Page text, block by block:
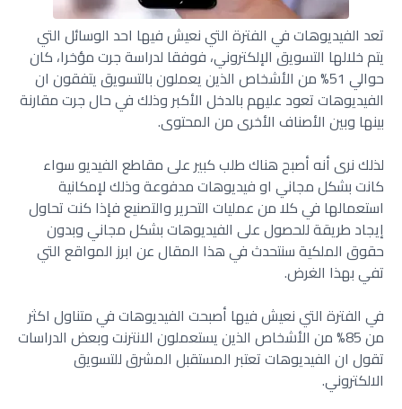
تعد الفيديوهات في الفترة التي نعيش فيها احد الوسائل التي
يتم خلالها التسويق الإلكتروني، فوفقا لدراسة جرت مؤخرا، كان
حوالي 51% من الأشخاص الذين يعملون بالتسويق يتفقون ان
الفيديوهات تعود عليهم بالدخل الأكبر وذلك في حال جرت مقارنة
بينها وبين الأصناف الأخرى من المحتوى.
لذلك نرى أنه أصبح هناك طلب كبير على مقاطع الفيديو سواء
كانت بشكل مجاني او فيديوهات مدفوعة وذلك لإمكانية
استعمالها في كلا من عمليات التحرير والتصنيع فإذا كنت تحاول
إيجاد طريقة للحصول على الفيديوهات بشكل مجاني وبدون
حقوق الملكية سنتحدث في هذا المقال عن ابرز المواقع التي
تفي بهذا الغرض.
في الفترة التي نعيش فيها أصبحت الفيديوهات في متناول اكثر
من 85% من الأشخاص الذين يستعملون الانترنت وبعض الدراسات
تقول ان الفيديوهات تعتبر المستقبل المشرق للتسويق
الالكتروني.